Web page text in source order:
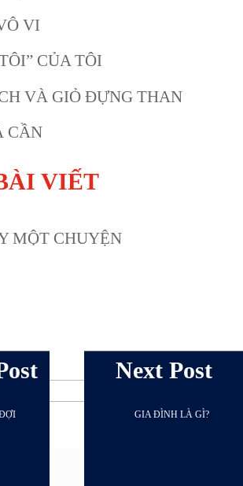
VI
CỦA TÔI
VÀ GIỎ ĐỰNG THAN
CẦN
VIẾT
MỘT CHUYỆN
Next Post
GIA ĐÌNH LÀ GÌ?